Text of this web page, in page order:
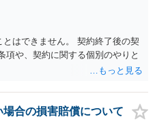
はできません。 契約終了後の契
項や、契約に関する個別のやりと
合の損害賠償について